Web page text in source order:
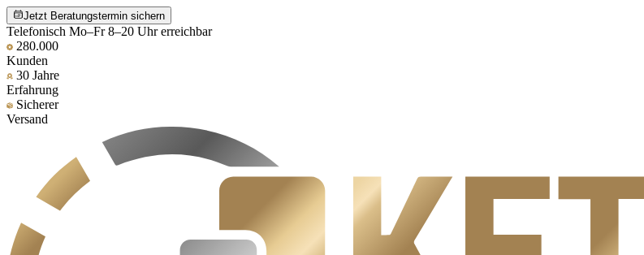
Jetzt Beratungstermin sichern
Telefonisch Mo–Fr 8–20 Uhr erreichbar
280.000
Kunden
30 Jahre
Erfahrung
Sicherer
Versand